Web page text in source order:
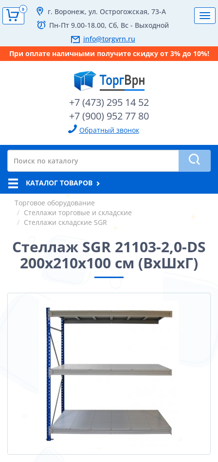
г. Воронеж, ул. Острогожская, 73-А
Пн-Пт 9.00-18.00, Сб, Вс - Выходной
info@torgvrn.ru
При оплате наличными получите скидку от 3% до 10%!
+7 (473) 295 14 52
+7 (900) 952 77 80
Обратный звонок
0
КАТАЛОГ ТОВАРОВ
Торговое оборудование
Стеллажи торговые и складские
Стеллажи складские SGR
Стеллаж SGR 21103-2,0-DS
200x210x100 см (ВхШхГ)